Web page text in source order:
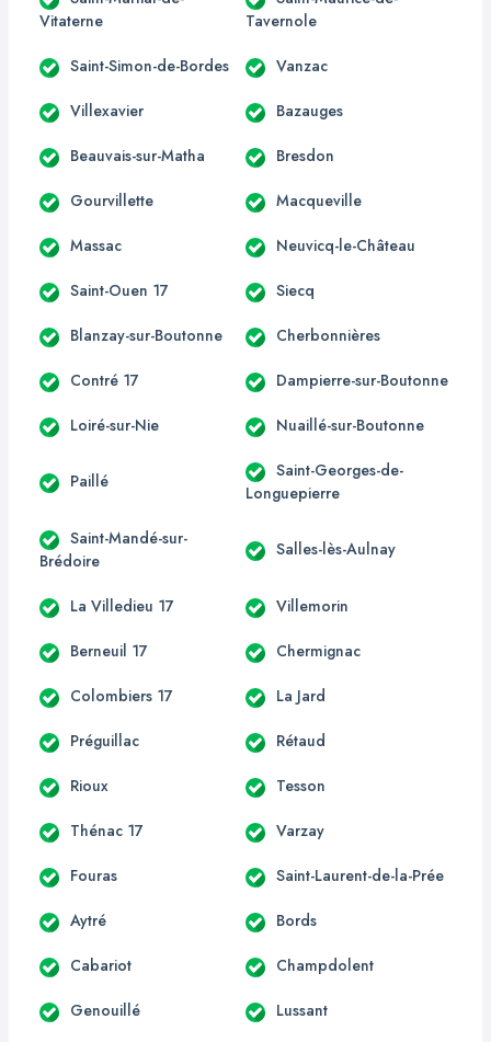
Vitaterne
Tavernole
Saint-Simon-de-Bordes Vanzac
Villexavier Bazauges
Beauvais-sur-Matha Bresdon
Gourvillette Macqueville
Massac Neuvicq-le-Château
Saint-Ouen 17 Siecq
Blanzay-sur-Boutonne Cherbonnières
Contré 17 Dampierre-sur-Boutonne
Loiré-sur-Nie Nuaillé-sur-Boutonne
Paillé
Saint-Georges-de-
Longuepierre
Saint-Mandé-sur-
Brédoire
Salles-lès-Aulnay
La Villedieu 17 Villemorin
Berneuil 17 Chermignac
Colombiers 17 La Jard
Préguillac Rétaud
Rioux Tesson
Thénac 17 Varzay
Fouras Saint-Laurent-de-la-Prée
Aytré Bords
Cabariot Champdolent
Genouillé Lussant